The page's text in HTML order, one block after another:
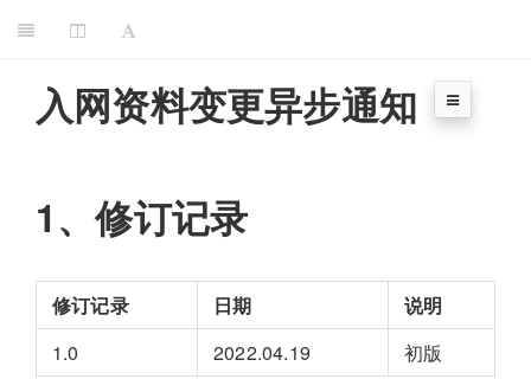
入网资料变更异步通知
1、修订记录
修订记录 日期
说明
1.0
2022.04.19 初版